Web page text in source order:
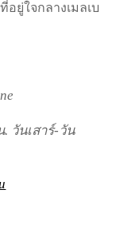
ยู่ใจกลางเมลเบ
วันเสาร์-วัน